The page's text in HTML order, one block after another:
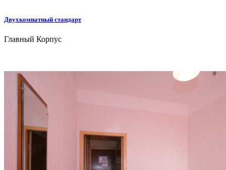
Двухкомнатный стандарт
Главный Корпус